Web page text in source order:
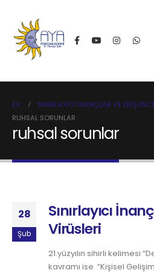
EV SINIRLAYICI İNANÇLAR VE
RUHSAL SORUNLAR
ruhsal sorunlar
28
Şub
Sınırlayıcı
Virüsleri
21.yüzyılın sihirli kelimesi
kavramı ise “Kişisel